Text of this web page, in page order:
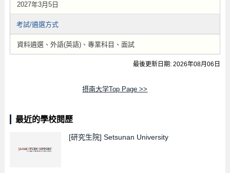
2027年3月5日
考試/遴選方式
資料遴選、外語(英語)、專業科目、面試
最後更新日期: 2026年08月06日
摂南大学Top Page >>
最近的學校閱歷
[研究生院] Setsunan University